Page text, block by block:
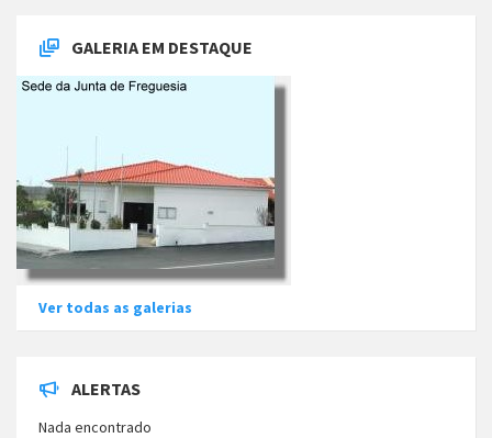
GALERIA EM DESTAQUE
Ver todas as galerias
ALERTAS
Nada encontrado